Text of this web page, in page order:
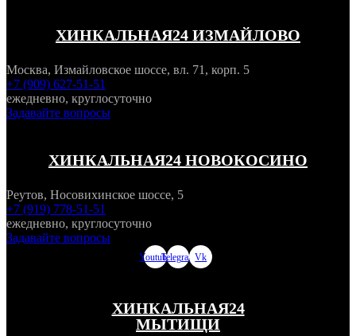
ХИНКАЛЬНАЯ24 ИЗМАЙЛОВО
Москва, Измайловское шоссе, вл. 71, корп. 5
+7 (909) 627-51-51
ежедневно, круглосуточно
Задавайте вопросы
ХИНКАЛЬНАЯ24 НОВОКОСИНО
Реутов, Носовихинское шоссе, 5
+7 (919) 778-51-51
ежедневно, круглосуточно
Задавайте вопросы
YoutubeTelegramVk
ХИНКАЛЬНАЯ24
МЫТИЩИ